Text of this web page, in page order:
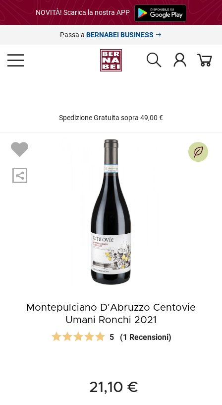
NOVITÀ! Scarica la nostra APP
Passa a BERNABEI BUSINESS
Spedizione Gratuita sopra 49,00 €
Montepulciano D'Abruzzo Centovie
Umani Ronchi 2021
5 (1 Recensioni)
21,10 €